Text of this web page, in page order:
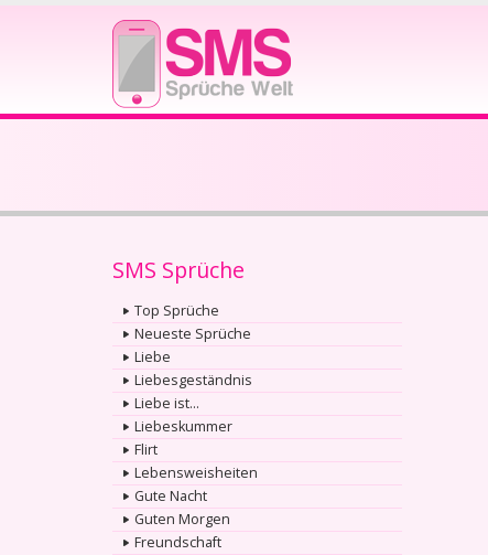
SMS Sprüche
Top Sprüche
Neueste Sprüche
Liebe
Liebesgeständnis
Liebe ist...
Liebeskummer
Flirt
Lebensweisheiten
Gute Nacht
Guten Morgen
Freundschaft